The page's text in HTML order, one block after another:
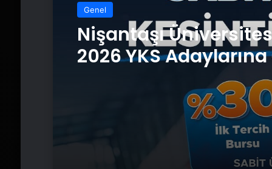
Genel
Nişantaşı
2026 YKS
Güvence: Sabit
Kesintisiz Burs